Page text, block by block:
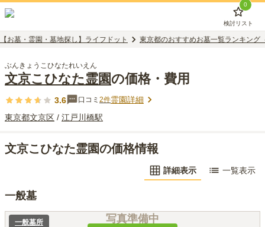
0
検討リスト
【お墓・霊園・墓地探し】ライフドット 東京都のおすすめお墓一覧ランキング
ぶんきょうこひなたれいえん
文京こひなた霊園の価格・費用
3.6 口コミ 2件霊園詳細
東京都文京区 / 江戸川橋駅
文京こひなた霊園の価格情報
詳細表示 一覧表示
一般墓
写真準備中
一般墓所